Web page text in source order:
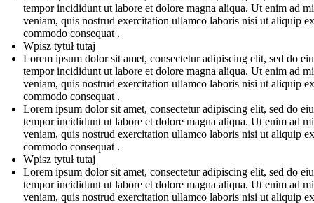
tempor incididunt ut labore et dolore magna aliqua. Ut enim ad
veniam, quis nostrud exercitation ullamco laboris nisi ut aliquip
commodo consequat .
Wpisz tytuł tutaj
Lorem ipsum dolor sit amet, consectetur adipiscing elit, sed do
tempor incididunt ut labore et dolore magna aliqua. Ut enim ad
veniam, quis nostrud exercitation ullamco laboris nisi ut aliquip
commodo consequat .
Lorem ipsum dolor sit amet, consectetur adipiscing elit, sed do
tempor incididunt ut labore et dolore magna aliqua. Ut enim ad
veniam, quis nostrud exercitation ullamco laboris nisi ut aliquip
commodo consequat .
Wpisz tytuł tutaj
Lorem ipsum dolor sit amet, consectetur adipiscing elit, sed do
tempor incididunt ut labore et dolore magna aliqua. Ut enim ad
veniam, quis nostrud exercitation ullamco laboris nisi ut aliquip